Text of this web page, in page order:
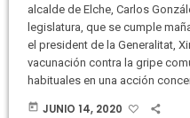
alcalde de Elche, Carlos
legislatura, que se cumple
el president de la Generalitat,
vacunación contra la gripe
habituales en una acción
today JUNIO 14, 2020